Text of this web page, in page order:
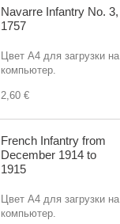
Navarre Infantry No. 3,
1757
Цвет A4 для загрузки на
компьютер.
2,60 €
French Infantry from
December 1914 to
1915
Цвет A4 для загрузки на
компьютер.